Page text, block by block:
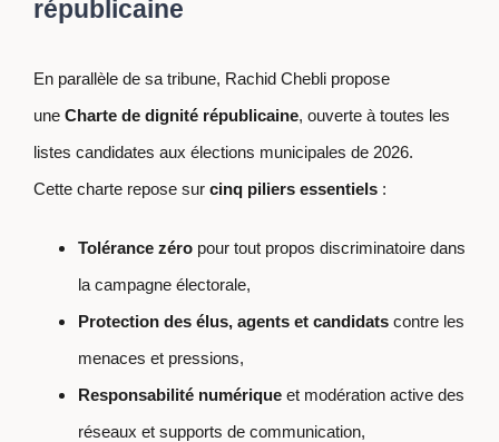
républicaine
En parallèle de sa tribune, Rachid Chebli propose
une Charte de dignité républicaine, ouverte à toutes les
listes candidates aux élections municipales de 2026.
Cette charte repose sur cinq piliers essentiels :
Tolérance zéro pour tout propos discriminatoire dans
la campagne électorale,
Protection des élus, agents et candidats contre les
menaces et pressions,
Responsabilité numérique et modération active des
réseaux et supports de communication,